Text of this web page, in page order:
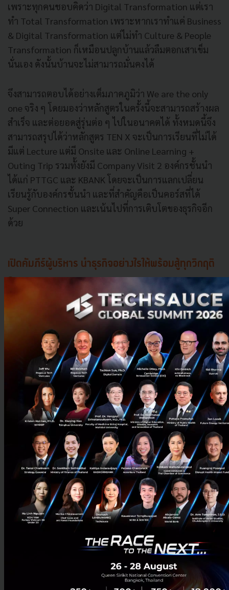
เพราะทุกคนชอบคิดว่า Digital Transformation แต่เรา
ทำ Total Transformation เพราะหากเราทำแค่ Business
& Digital Transformation แต่ไม่ทำ Culture & People
Transformation ก็เหมือนปลูกบ้านแล้วลืมตอกเสาเข็ม
นั่นเอง ดังนั้นบ้านจะไม่สามารถมั่นคงได้
จึงสามารถตอบได้อย่างเต็มภาคภูมิว่า We are the only
one จริง ๆ โดยมองว่าหลักสูตรในครั้งนี้จะสามารถสร้างผล
สำเร็จ และต่อยอดสู่รุ่นต่อ ๆ ไปในอนาคตได้ ทั้งหมดนี้จึง
สามารถสรุปได้ว่าหลักสูตร TEN X จะเป็นการเรียนที่ไม่ได้
มีแต่ Lecture แต่มี Onsite และ Online Learning +
Outing Trip รวมทั้งยังมี Company Visit 2 องค์กรชั้นนำ
ได้แก่ PTTGC และ KBANK โดยจะเป็นการแลกเปลี่ยน
เรียนรู้กับองค์กรชั้นนำ และที่สำคัญคือเป็นคอร์สที่ได้
Super Connection และเน้นไปที่การเติบโตของธุรกิจอีก
ด้วย
เปิดคัมภีร์ผู้บริหาร นำธุรกิจอย่างไรให้พร้อมสู้ทุกวิกฤติ
ทั้งนี้ในการรับมือกับการเปลี่ยนแปลง ทั้งการทำให้ธุรกิจให้
อยู่รอด และการเติบโตในแบบฉบับของผู้บริหารนั้นคุณส
เผยว่า เรื่องของ Transformation จะต้องปรับไป
เรื่อย ๆ และยุคนี้เรื่องของ Transformation เป็น Hot
Topic ที่ต้องพูดคุยตลอดเวลา แต่อนาคตจะเป็น Norm
ของ Business ที่ทุกคนต้องปรับตัวตลอดเวลา โดยการปรับ
ตัวหมายถึง การปรับทุกเรื่อง และมีเรื่องใหม่ ๆ เกิดขึ้น
เสมอ อาทิ คน วัฒนธรรมองค์กร
“ดังนั้น Leader ทุกคน จงอย่าเหนื่อย อย่าท้อ ต้องสนุกไป
กับการ Transformation รวมทั้งคิดนอกกรอบตลอดเวลา
และมองภาพอนาคตให้ไกลกว่าเดิมอาจจะเป็น 5-10 ปี และ
อย่าคิดว่าองค์กรที่ต้องปรับตัว คือองค์กรที่กำลังแย่ หรือ
องค์กรที่มีปัญหา เพราะทุกวันนี้คือองค์กรที่ยังดีอยู่
เนื่องจากว่าตอนที่คุณยังสำเร็จคือ ตอนที่คุณต้องปรับตัว
อย่าง Netflix หรือ Twitter ที่ได้มีการปรับตัวอย่างมากเช่น
กัน ดังนั้นจึงเป็น Learning ที่ทุกคนต้องตระหนักรู้ว่า
Transformation คือ Norm ของ Business ในอนาคต และ